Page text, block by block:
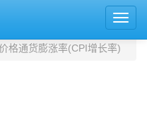
格通货膨涨率(CPI增长率)